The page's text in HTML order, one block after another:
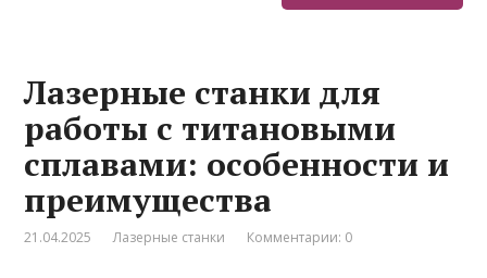
Лазерные станки для
работы с титановыми
сплавами: особенности и
преимущества
21.04.2025 Лазерные станки Комментарии: 0